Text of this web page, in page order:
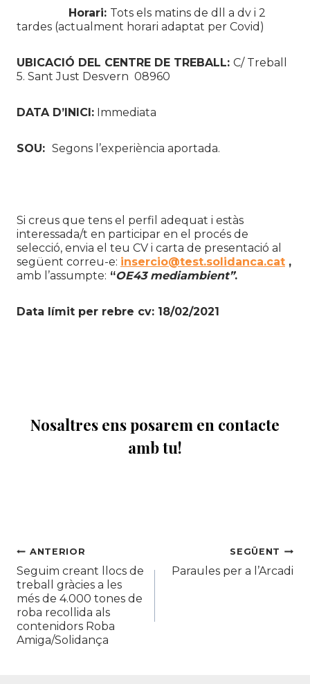
Horari: Tots els matins de dll a dv i 2
tardes (actualment horari adaptat per Covid)
UBICACIÓ DEL CENTRE DE TREBALL: C/ Treball
5. Sant Just Desvern 08960
DATA D’INICI: Immediata
SOU: Segons l’experiència aportada.
Si creus que tens el perfil adequat i estàs
interessada/t en participar en el procés de
selecció, envia el teu CV i carta de presentació al
següent correu-e: insercio@test.solidanca.cat ,
amb l’assumpte: “OE43 mediambient”.
Data límit per rebre cv: 18/02/2021
Nosaltres ens posarem en contacte
amb tu!
Navegació
d'entrades
ANTERIOR
Seguim creant llocs de
treball gràcies a les
més de 4.000 tones de
roba recollida als
contenidors Roba
Amiga/Solidança
SEGÜENT
Paraules per a l’Arcadi